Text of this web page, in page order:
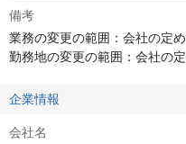
備考
業務の変更の範囲：会社の定
勤務地の変更の範囲：会社の
企業情報
会社名